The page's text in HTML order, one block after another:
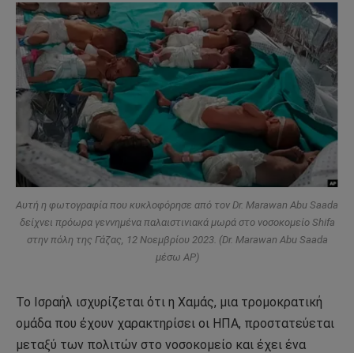
Αυτή η φωτογραφία που κυκλοφόρησε από τον Dr. Marawan Abu Saada
δείχνει πρόωρα γεννημένα παλαιστινιακά μωρά στο νοσοκομείο Shifa
στην πόλη της Γάζας, 12 Νοεμβρίου 2023. (Dr. Marawan Abu Saada
μέσω AP)
Το Ισραήλ ισχυρίζεται ότι η Χαμάς, μια τρομοκρατική
ομάδα που έχουν χαρακτηρίσει οι ΗΠΑ, προστατεύεται
μεταξύ των πολιτών στο νοσοκομείο και έχει ένα